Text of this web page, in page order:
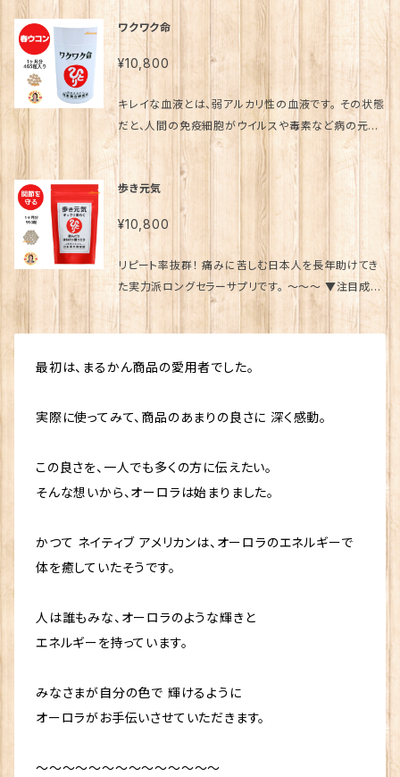
て、やる気も出てくる！ などなど、嬉しいお声が沢山届
いております。 ～～～～～～～～ 腸は栄養の吸収、老
廃物の排出を担っており、免疫や血液の質に対して大
きな影響を与えます。全身に影響を与えることから「第
２の脳」とも呼ばれる重要な器官です。 そんな腸をキレ
イにするために「善玉菌を取る」「善玉菌の餌になる食
物繊維などを取る」などの方法が一般的に行われま
す。 しかし腸内細菌のバランスは指紋と同じで１人１人
違いますので、その成分が合う人もいれば合わない人
もいます。ですが「オリゴ乳酸」はどんな人の腸でも完全
に働くことができるスゴイ成分です♪ ～～～～～～～
～ ▼原材料名 ガラクトオリゴ糖粉末(国内製造)、難消
化性デキストリン、デキストリン、オリーブ果実エキス、
バコバモニエラ抽出物、乳酸菌生產物質粉末(大豆.乳
酸菌)ベニクスノキタケエキス末、トゥルシー抽出物、黒
梅・ケイケットウ・ウコン混合エキス、乳酸菌(殺菌)、ユ
セルロース、ヒマワリレシチン、貝カルシウム、ケルセチ
イ素、(原材料の一部に大豆、乳を含む) ～～～～～～
るかん日本漢方研究所 製造販売元 (株)プロティア 販
美枝 ～ 使用上のご注意 ～ ● 原材料を確認の上、食
さい。 ● 体質に合わない場合は、ご利用を中止してく
ださい。 ● 小さなお子様の手の届かないところに保
る方、通院中の方は医師に相談の上、ご利用ください。
を。 ※効果には個人差があります。 斎藤一人 さいとう
式ショップ 正規店 正規品 専門店 日本漢方研究所 月
間優良ショップ オンライン ショップ サプリ サプリメント
ワクワク命
¥10,800
キレイな血液とは、弱アルカリ性の血液です。 その状態
だと、人間の免疫細胞がウイルスや毒素など病の元を
排除してくれます。 血液が汚れていると、その仕組みが
上手く働かず、病になりやすくなります。 健康のカギは、
「血液の浄化」です。 ～～～ ▼注目成分 血液を浄化し
て、免疫力を上げる。 「春ウコン」 ～～～ ▼原材料名
春ウコン（国内製造）、キトグルカン、ミルクオリゴ糖、 シ
ャンピニオンエキス末、ビフィズス菌末（乳成分を含
む）/ 結晶セルロース、ショ糖脂肪酸エステル、二酸化ケ
クワク命』 価格 10,000円（税別） 内容量 465粒
い。 発売元 （株）銀座まるかん日本漢方研究所 製造販
● 原材料を確認の上、食物アレルギーある方は お召
合は、ご利用を中止してください。 ● 小さなお子様の
手の届かないところに保管してください。 ● 妊娠中、
相談の上、ご利用ください。 食生活は、主食、主菜、副菜
ります。 斎藤一人 さいとうひとり 斉藤一人 ひとりさん
門店 日本漢方研究所 月間優良ショップ オンライン シ
ョップ サプリ サプリメント 健康食品 元気 キレイ 美容
食品添加物 ペット 陽性 陰性 体質 波動 因果 解消 浄
村恵美子 宮本真由美 舛岡はなゑ みっちゃん先生 芦
ソムリエ 近未来メイクアドバイザー 美開運メイクアッ
歩き元気
¥10,800
リピート率抜群！ 痛みに苦しむ日本人を長年助けてき
た実力派ロングセラーサプリです。 ～～～ ▼注目成分
関節痛、骨粗鬆症、美容、ストレス・・・幅広く効く 『カル
シウム』×『コラーゲン』 体内の細胞の材料となるコラ
ちなカルシウムを しっかり補給できます。 そうすること
い効果が期待できます。 ～～～ ▼原材料名 コラーゲ
塩化ナトリウム(自然塩)、サメ軟骨抽出物
コサミン(エビ、カニ由来) ～～～ ▼飲めば違いがわか
0,000円（税別） 内容量 約950粒（約1か月分） ※1
日30～60粒を目安にお飲みください。 発売元 （株）銀
ア 販売事業者名 銀座まるかん専門店オーロラ 代表
上、食物アレルギーある方は お召し上がりにならない
してください。 ● 小さなお子様の手の届かないところ
に保管してください。 ● 妊娠中、授乳中、薬を服用され
最初は、まるかん商品の愛用者でした。
実際に使ってみて、商品のあまりの良さに 深く感動。
この良さを、一人でも多くの方に伝えたい。
そんな想いから、オーロラは始まりました。
かつて ネイティブ アメリカンは、オーロラのエネルギーで
体を癒していたそうです。
人は誰もみな、オーロラのような輝きと
エネルギーを持っています。
みなさまが自分の色で 輝けるように
オーロラがお手伝いさせていただきます。
～～～～～～～～～～～～～～